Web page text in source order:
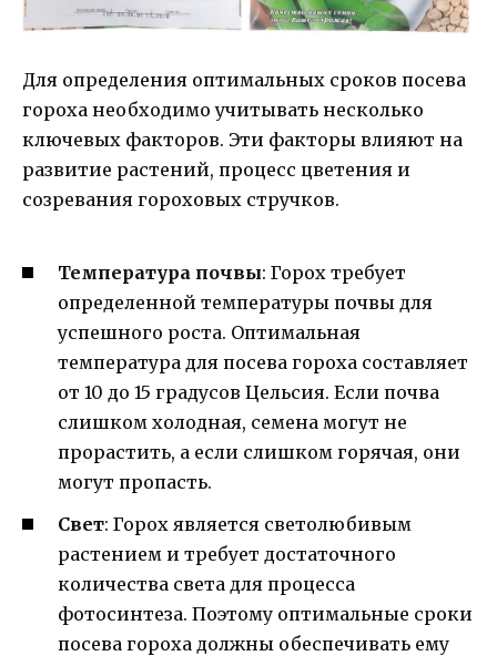
Для определения оптимальных сроков посева
гороха необходимо учитывать несколько
ключевых факторов. Эти факторы влияют на
развитие растений, процесс цветения и
созревания гороховых стручков.
Температура почвы: Горох требует
определенной температуры почвы для
успешного роста. Оптимальная
температура для посева гороха составляет
от 10 до 15 градусов Цельсия. Если почва
слишком холодная, семена могут не
прорастить, а если слишком горячая, они
могут пропасть.
Свет: Горох является светолюбивым
растением и требует достаточного
количества света для процесса
фотосинтеза. Поэтому оптимальные сроки
посева гороха должны обеспечивать ему